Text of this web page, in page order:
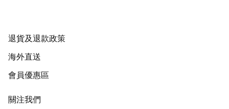
退貨及退款政策
海外直送
會員優惠區
關注我們